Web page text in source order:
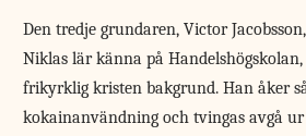
Den tredje grundaren, Victor
Niklas lär känna på
frikyrklig kristen bakgrund. Han åker
kokainanvändning och tvingas avgå